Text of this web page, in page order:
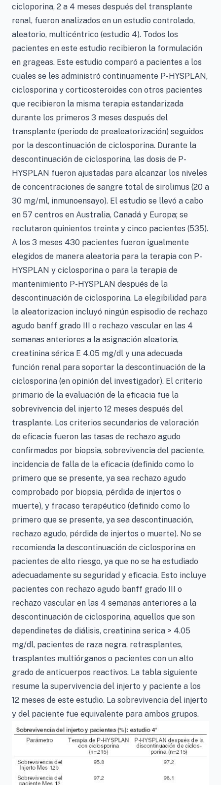
cicloporina, 2 a 4 meses después del transplante
renal, fueron analizados en un estudio controlado,
aleatorio, multicéntrico (estudio 4). Todos los
pacientes en este estudio recibieron la formulación
en grageas. Este estudio comparó a pacientes a los
cuales se les administró continuamente P-HYSPLAN,
ciclosporina y corticosteroides con otros pacientes
que recibieron la misma terapia estandarizada
durante los primeros 3 meses después del
transplante (periodo de prealeatorización) seguidos
por la descontinuación de ciclosporina. Durante la
descontinuación de ciclosporina, las dosis de P-
HYSPLAN fueron ajustadas para alcanzar los niveles
de concentraciones de sangre total de sirolimus (20 a
30 mg/ml, inmunoensayo). El estudio se llevó a cabo
en 57 centros en Australia, Canadá y Europa; se
reclutaron quinientos treinta y cinco pacientes (535).
A los 3 meses 430 pacientes fueron igualmente
elegidos de manera aleatoria para la terapia con P-
HYSPLAN y ciclosporina o para la terapia de
mantenimiento P-HYSPLAN después de la
descontinuación de ciclosporina. La elegibilidad para
la aleatorizacion incluyó ningún espisodio de rechazo
agudo banff grado III o rechazo vascular en las 4
semanas anteriores a la asignación aleatoria,
creatinina sérica E 4.05 mg/dl y una adecuada
función renal para soportar la descontinuación de la
ciclosporina (en opinión del investigador). El criterio
primario de la evaluación de la eficacia fue la
sobrevivencia del injerto 12 meses después del
trasplante. Los criterios secundarios de valoración
de eficacia fueron las tasas de rechazo agudo
confirmados por biopsia, sobrevivencia del paciente,
incidencia de falla de la eficacia (definido como lo
primero que se presente, ya sea rechazo agudo
comprobado por biopsia, pérdida de injertos o
muerte), y fracaso terapéutico (definido como lo
primero que se presente, ya sea descontinuación,
rechazo agudo, pérdida de injertos o muerte). No se
recomienda la descontinuación de ciclosporina en
pacientes de alto riesgo, ya que no se ha estudiado
adecuadamente su seguridad y eficacia. Esto incluye
pacientes con rechazo agudo banff grado III o
rechazo vascular en las 4 semanas anteriores a la
descontinuación de ciclosporina, aquellos que son
dependinetes de diálisis, creatinina serica > 4.05
mg/dl, pacientes de raza negra, retrasplantes,
trasplantes multiórganos o pacientes con un alto
grado de anticuerpos reactivos. La tabla siguiente
resume la supervivencia del injerto y paciente a los
12 meses de este estudio. La sobrevivencia del injerto
y del paciente fue equivalente para ambos grupos.